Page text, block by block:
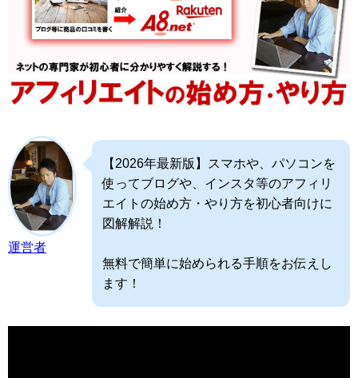
運営者
【2026年最新版】スマホや、パソコンを
使ってブログや、インスタ等のアフィリ
エイトの始め方・やり方を初心者向けに
図解解説！
無料で簡単に始められる手順をお伝えし
ます！